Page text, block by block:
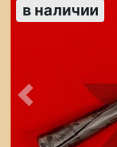
в наличии
Предыдущее